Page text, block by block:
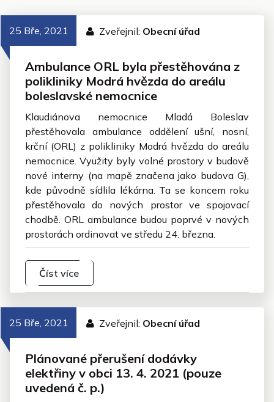
25 Bře, 2021 Zveřejnil: Obecní úřad
Ambulance ORL byla přestěhována z
polikliniky Modrá hvězda do areálu
boleslavské nemocnice
Klaudiánova nemocnice Mladá Boleslav
přestěhovala ambulance oddělení ušní, nosní,
krční (ORL) z polikliniky Modrá hvězda do areálu
nemocnice. Využity byly volné prostory v budově
nové interny (na mapě značena jako budova G),
kde původně sídlila lékárna. Ta se koncem roku
přestěhovala do nových prostor ve spojovací
chodbě. ORL ambulance budou poprvé v nových
prostorách ordinovat ve středu 24. března.
Číst více
25 Bře, 2021 Zveřejnil: Obecní úřad
Plánované přerušení dodávky
elektřiny v obci 13. 4. 2021 (pouze
uvedená č. p.)